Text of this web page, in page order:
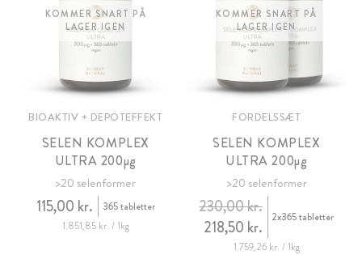
KOMMER SNART PÅ
LAGER IGEN
BIOAKTIV + DEPOTEFFEKT
SELEN KOMPLEX
ULTRA 200µg
>20 selenformer
115,00 kr.
365 tabletter
1.851,85 kr. / 1kg
KOMMER SNART PÅ
LAGER IGEN
FORDELSSÆT
SELEN KOMPLEX
ULTRA 200µg
>20 selenformer
218,50 kr.
230,00 kr. 2x365 tabletter
1.759,26 kr. / 1kg